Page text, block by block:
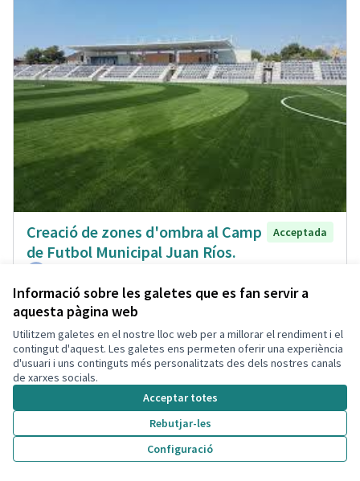
Informació sobre les galetes que es fan servir a
aquesta pàgina web
Utilitzem galetes en el nostre lloc web per a millorar el rendiment i el
contingut d'aquest. Les galetes ens permeten oferir una experiència
d'usuari i uns continguts més personalitzats des dels nostres canals
de xarxes socials.
Acceptar totes
Rebutjar-les
Configuració
Creació de zones d'ombra al Camp
de Futbol Municipal Juan Ríos.
Acceptada